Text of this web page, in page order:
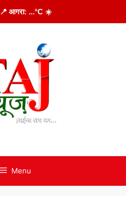
📍 आगरा: ...°C ☀️
Menu